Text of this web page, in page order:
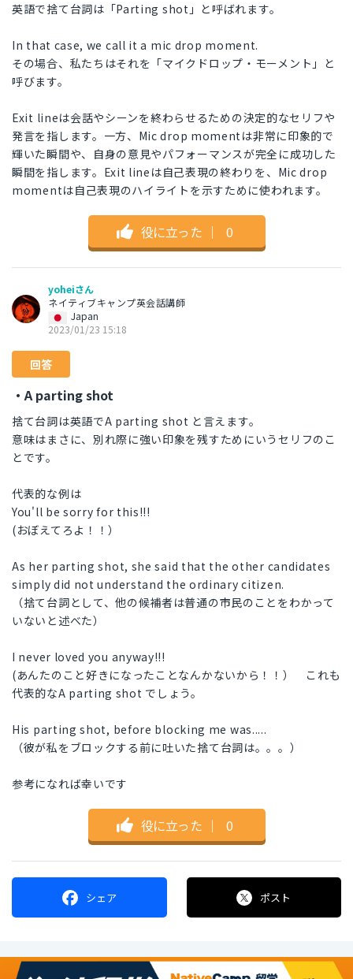
英語で捨て台詞は「Parting shot」と呼ばれます。
In that case, we call it a mic drop moment.
その場合、私たちはそれを「マイクドロップ・モーメント」と
呼びます。
Exit lineは会話やシーンを終わらせるための決定的なセリフや
発言を指します。一方、Mic drop momentは非常に印象的で
輝いた瞬間や、自身の意見やパフォーマンスが完全に成功した
瞬間を指します。Exit lineは自己表現の終わりを、Mic drop
momentは自己表現のハイライトを示すために使われます。
役に立った ｜ 0
yoheiさん
ネイティブキャンプ英会話講師
Japan
2023/01/23 15:18
回答
・A parting shot
捨て台詞は英語でA parting shot と言えます。
意味はまさに、別れ際に強い印象を残すためにいうセリフのこ
とです。
代表的な例は
You'll be sorry for this!!!
(おぼえてろよ！！）
As her parting shot, she said that the other candidates
simply did not understand the ordinary citizen.
（捨て台詞として、他の候補者は普通の市民のことをわかって
いないと述べた）
I never loved you anyway!!!
(あんたのこと好きになったことなんかないから！！） これも
代表的なA parting shot でしょう。
His parting shot, before blocking me was.....
（彼が私をブロックする前に吐いた捨て台詞は。。。）
参考になれば幸いです
役に立った ｜ 0
シェア ポスト